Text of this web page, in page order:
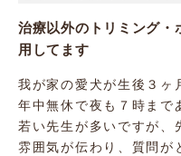
治療以外のトリミング・
用してます
我が家の愛犬が生後３ヶ
年中無休で夜も７時まで
若い先生が多いですが、
雰囲気が伝わり、質問が